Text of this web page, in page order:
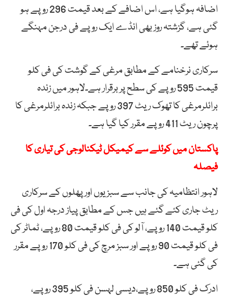
اضافہ ہوگیا ہے، اس اضافے کے بعد قیمت 296 روپے ہو
گئی ہے، گزشتہ روز بھی انڈے ایک روپے فی درجن مہنگے
ہوئے تھے۔
سرکاری نرخنامے کے مطابق مرغی کے گوشت کی فی کلو
قیمت 595 روپے کی سطح پر برقرار ہے۔لاہور میں زندہ
برائلرمرغی کا تھوک ریٹ 397 روپے جبکہ زندہ برائلرمرغی کا
پرچون ریٹ 411 روپے مقرر کیا گیا ہے۔
پاکستان میں کوئلے سے کیمیکل ٹیکنالوجی کی تیاری کا
فیصلہ
لاہور انتظامیہ کی جانب سے سبزیوں اور پھلوں کے سرکاری
ریٹ جاری کئے گئے ہیں جس کے مطابق پیاز درجہ اول کی فی
کلو قیمت 140 روپے، آلو کی فی کلو قیمت 80 روپے، ٹماٹر کی
فی کلو قیمت 90 روپے اور سبز مرچ کی فی کلو 170 روپے مقرر
کی گئی ہے۔
ادرک فی کلو 850 روپے،دیسی لہسن فی کلو 395 روپے،